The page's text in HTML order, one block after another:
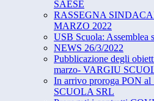
SAESE
RASSEGNA
MARZO 2022
USB Scuola: Assemblea
NEWS 26/3/2022
Pubblicazione degli
marzo- VARGIU
In arrivo proroga PON
SCUOLA SRL